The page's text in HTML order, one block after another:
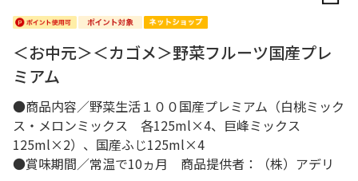
＜お中元＞＜カゴメ＞野菜フルーツ国産プレ
ミアム
●商品内容／野菜生活１００国産プレミアム（白桃ミック
ス・メロンミックス 各125ml×4、巨峰ミックス
125ml×2）、国産ふじ125ml×4
●賞味期間／常温で10ヵ月 商品提供者：（株）アデリ